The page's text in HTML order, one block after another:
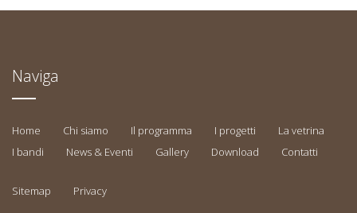
Naviga
Home Chi siamo Il programma I progetti
La vetrina
I bandi
News & Eventi Gallery Download Contatti
Sitemap Privacy